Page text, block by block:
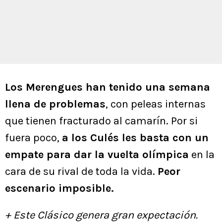
Los Merengues han tenido una semana
llena de problemas, con peleas internas
que tienen fracturado al camarín. Por si
fuera poco, a los Culés les basta con un
empate para dar la vuelta olímpica en la
cara de su rival de toda la vida. Peor
escenario imposible.
+ Este Clásico genera gran expectación.